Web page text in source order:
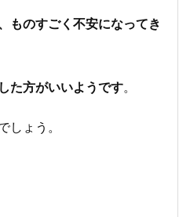
ものすごく不安になってき
た方がいいようです。
しょう。